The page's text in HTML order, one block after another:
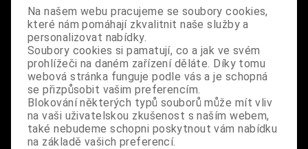
rozměry: výška 9 cm, šířka 13 cm
S výrobkem se také prodává
Na našem webu pracujeme se soubory cookies,
které nám pomáhají zkvalitnit naše služby a
personalizovat nabídky.
Soubory cookies si pamatují, co a jak ve svém
prohlížeči na daném zařízení děláte. Díky tomu
webová stránka funguje podle vás a je schopná
se přizpůsobit vašim preferencím.
Blokování některých typů souborů může mít vliv
na vaši uživatelskou zkušenost s naším webem,
také nebudeme schopni poskytnout vám nabídku
na základě vašich preferencí.